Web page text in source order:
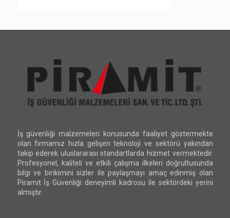
İş güvenliği malzemeleri konusunda faaliyet göstermekte
olan firmamız hızla gelişen teknoloji ve sektörü yakından
takip ederek uluslararası standartlarda hizmet vermektedir.
Profesyonel, kaliteli ve etkili çalışma ilkeleri doğrultusunda
bilgi ve birikimini sizler ile paylaşmayı amaç edinmiş olan
Piramit İş Güvenliği deneyimli kadrosu ile sektördeki yerini
almıştır.